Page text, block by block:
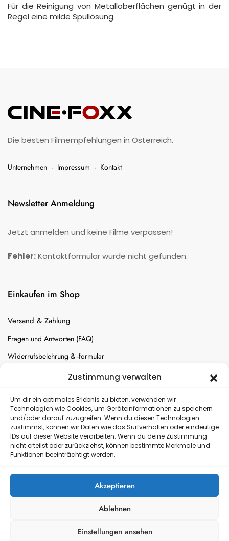
Zustimmung verwalten
Um dir ein optimales Erlebnis zu bieten, verwenden wir
Technologien wie Cookies, um Geräteinformationen zu speichern
und/oder darauf zuzugreifen. Wenn du diesen Technologien
zustimmst, können wir Daten wie das Surfverhalten oder eindeutige
IDs auf dieser Website verarbeiten. Wenn du deine Zustimmung
nicht erteilst oder zurückziehst, können bestimmte Merkmale und
Funktionen beeinträchtigt werden.
Akzeptieren
Ablehnen
Einstellungen ansehen
Für die Reinigung von Metalloberflächen genügt in der
Regel eine milde Spüllösung
Die besten Filmempfehlungen in Österreich.
Unternehmen · Impressum · Kontakt
Newsletter Anmeldung
Jetzt anmelden und keine Filme verpassen!
Fehler:Kontaktformular wurde nicht gefunden.
Einkaufen im Shop
Versand & Zahlung
Fragen und Antworten (FAQ)
Widerrufsbelehrung & -formular
Batterien-Entsorgung
Versand
Kostenloser Rückversand